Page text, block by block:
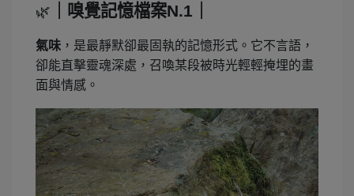
🌿 ｜嗅覺記憶檔案N.1｜
氣味 ，是最靜默卻最固執的記憶形式。它不言語，
卻能直擊靈魂深處，召喚某段被時光輕輕掩埋的畫
面與情感。